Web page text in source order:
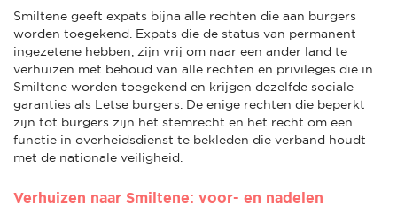
Smiltene geeft expats bijna alle rechten die aan burgers
worden toegekend. Expats die de status van permanent
ingezetene hebben, zijn vrij om naar een ander land te
verhuizen met behoud van alle rechten en privileges die in
Smiltene worden toegekend en krijgen dezelfde sociale
garanties als Letse burgers. De enige rechten die beperkt
zijn tot burgers zijn het stemrecht en het recht om een
functie in overheidsdienst te bekleden die verband houdt
met de nationale veiligheid.
Verhuizen naar Smiltene: voor- en nadelen